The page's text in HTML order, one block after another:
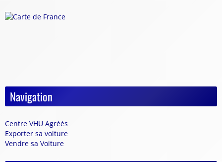
Navigation
Centre VHU Agréés
Exporter sa voiture
Vendre sa Voiture